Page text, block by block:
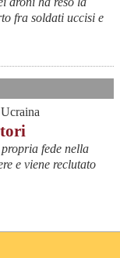
fra soldati uccisi e
fede nella
e viene reclutato